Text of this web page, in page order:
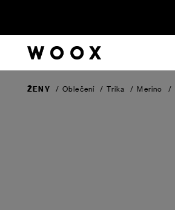
ŽENY / Oblečení / Trika / Merino /